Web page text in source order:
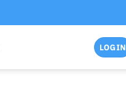
LOGIN